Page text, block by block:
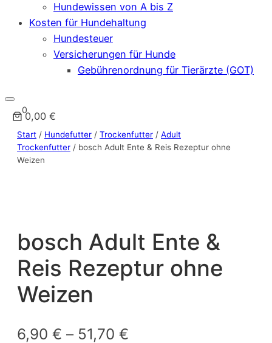
Hundewissen von A bis Z
Kosten für Hundehaltung
Hundesteuer
Versicherungen für Hunde
Gebührenordnung für Tierärzte (GOT)
0
0,00 €
Start / Hundefutter / Trockenfutter / Adult
Trockenfutter / bosch Adult Ente & Reis Rezeptur ohne
Weizen
bosch Adult Ente &
Reis Rezeptur ohne
Weizen
6,90 € – 51,70 €